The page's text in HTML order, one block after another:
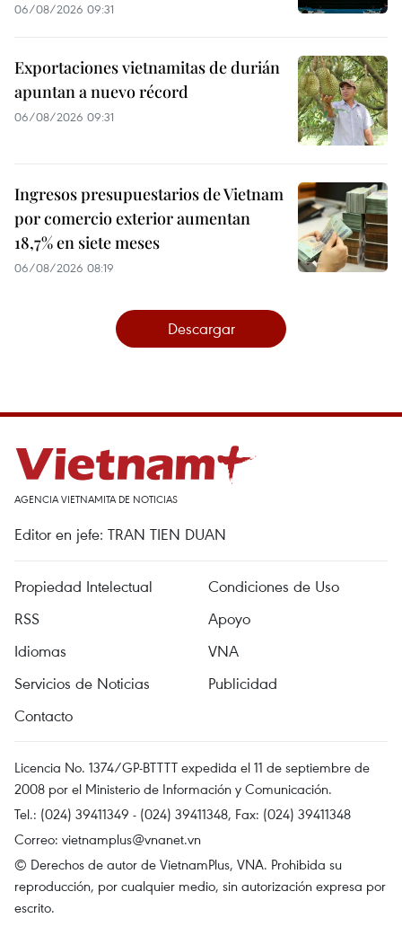
06/08/2026 09:31
Exportaciones vietnamitas de durián
apuntan a nuevo récord
06/08/2026 09:31
Ingresos presupuestarios de Vietnam
por comercio exterior aumentan
18,7% en siete meses
06/08/2026 08:19
Descargar
AGENCIA VIETNAMITA DE NOTICIAS
Editor en jefe: TRAN TIEN DUAN
Propiedad Intelectual
Condiciones de Uso
RSS
Apoyo
Idiomas
VNA
Servicios de Noticias
Publicidad
Contacto
Licencia No. 1374/GP-BTTTT expedida el 11 de septiembre de
2008 por el Ministerio de Información y Comunicación.
Tel.: (024) 39411349 - (024) 39411348, Fax: (024) 39411348
Correo: vietnamplus@vnanet.vn
© Derechos de autor de VietnamPlus, VNA. Prohibida su
reproducción, por cualquier medio, sin autorización expresa por
escrito.